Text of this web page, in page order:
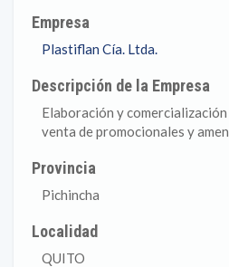
Empresa
Plastiflan Cía. Ltda.
Descripción de la Empresa
Elaboración y
venta de promocionales y
Provincia
Pichincha
Localidad
QUITO